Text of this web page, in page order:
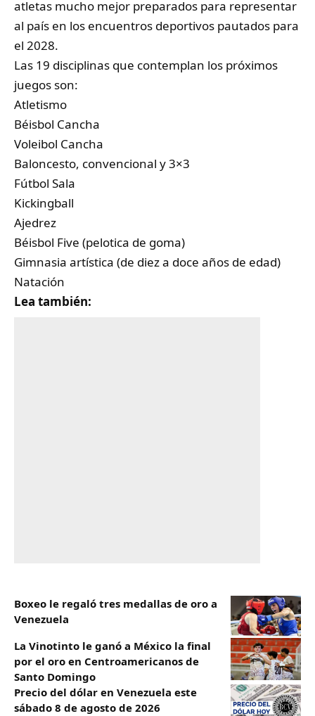
atletas mucho mejor preparados para representar
al país en los encuentros deportivos pautados para
el 2028.
Las 19 disciplinas que contemplan los próximos
juegos son:
Atletismo
Béisbol Cancha
Voleibol Cancha
Baloncesto, convencional y 3×3
Fútbol Sala
Kickingball
Ajedrez
Béisbol Five (pelotica de goma)
Gimnasia artística (de diez a doce años de edad)
Natación
Lea también:
Boxeo le regaló tres medallas de oro a
Venezuela
La Vinotinto le ganó a México la final
por el oro en Centroamericanos de
Santo Domingo
Precio del dólar en Venezuela este
sábado 8 de agosto de 2026